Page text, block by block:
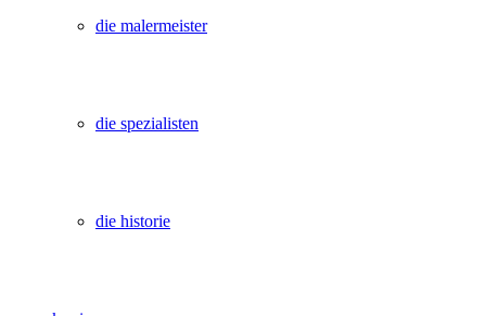
die malermeister
die spezialisten
die historie